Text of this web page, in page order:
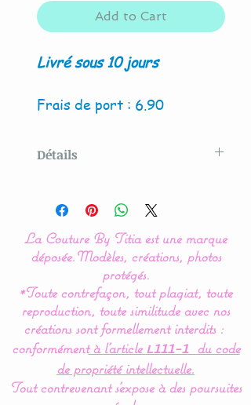
Add to Cart
Livré sous 10 jours
Frais de port : 6.90
Détails
By Titia
Lot de 2 panières, pochons
ou corbeilles de
rangement.
Disponible en 2 versions :
ronde ou carrée.
Très pratique, pour ranger
La Couture By Titia est une marque
déposée.Modèles, créations, photos
protégés.
*Toute contrefaçon, tout plagiat, toute
reproduction, toute similitude avec nos
créations sont formellement interdits :
conformémentà l’article L111-1
du code
de propriété intellectuelle.
Tout contrevenant s'expose à des poursuites